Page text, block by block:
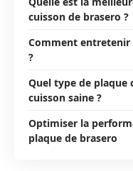
cuisson de brasero ?
Comment entretenir
?
Quel type de
cuisson saine ?
Optimiser la
plaque de brasero